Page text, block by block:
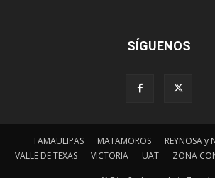
SÍGUENOS
TAMAULIPAS MATAMOROS
REYNOSA y
VALLE DE TEXAS
VICTORIA UAT ZONA